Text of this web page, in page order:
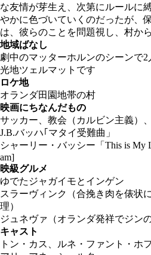
な友情が芽生え、次第にルールに
やかに色づいていくのだったが、
は、彼らのことを問題視し、村か
地域ばなし
劇中のマッターホルンのシーンで
光地ツェルマットです
ロケ地
オランダ田園地帯の村
映画にちなんだもの
サッカー、教会（カルビン主義）
J.B.バッハ｢マタイ受難曲」
シャーリー・バッシー「This is My
am]
映級グルメ
ゆでたジャガイモとインゲン
スラーヴィンク（合挽き肉を俵状
理）
ジュネヴァ（オランダ発祥でジン
キャスト
トン・カス、ルネ・ファント・ホ